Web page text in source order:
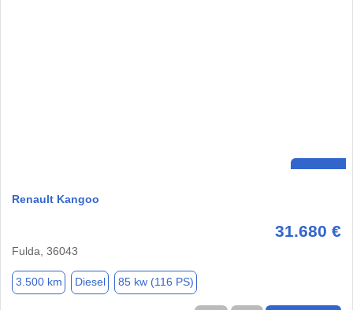
Renault Kangoo
31.680 €
Fulda, 36043
3.500 km Diesel 85 kw (116 PS)